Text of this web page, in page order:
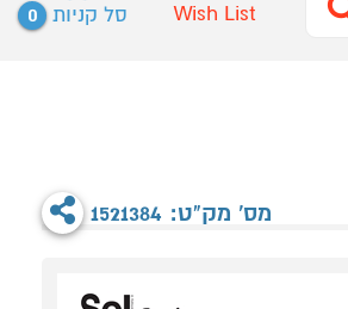
סל קניות 0 Wish List
מס' מק"ט: 1521384